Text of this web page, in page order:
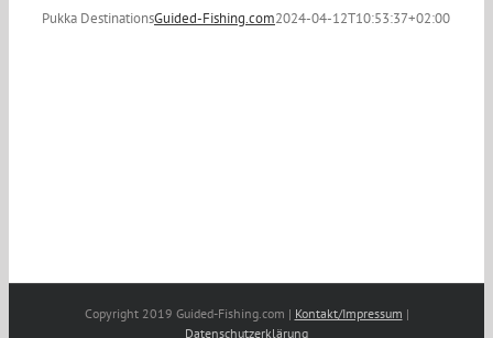
Pukka DestinationsGuided-Fishing.com2024-04-12T10:53:37+02:00
Copyright 2019 Guided-Fishing.com | Kontakt/Impressum |
Datenschutzerklärung